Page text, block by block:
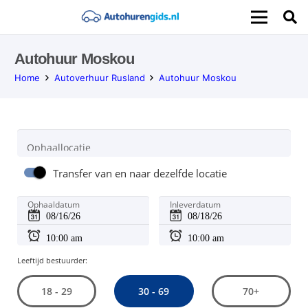
Autohuur Moskou
Home Autoverhuur Rusland Autohuur Moskou
Ophaallocatie
Transfer van en naar dezelfde locatie
Ophaaldatum Inleverdatum
Leeftijd bestuurder:
18 - 29 30 - 69 70+